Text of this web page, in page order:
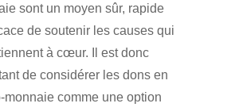
sont un moyen sûr, rapide
de soutenir les causes qui
à cœur. Il est donc
de considérer les dons en
monnaie comme une option